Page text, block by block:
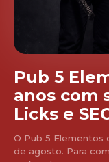
Pub 5
anos com
Licks e
O Pub 5 Elementos
de agosto. Para